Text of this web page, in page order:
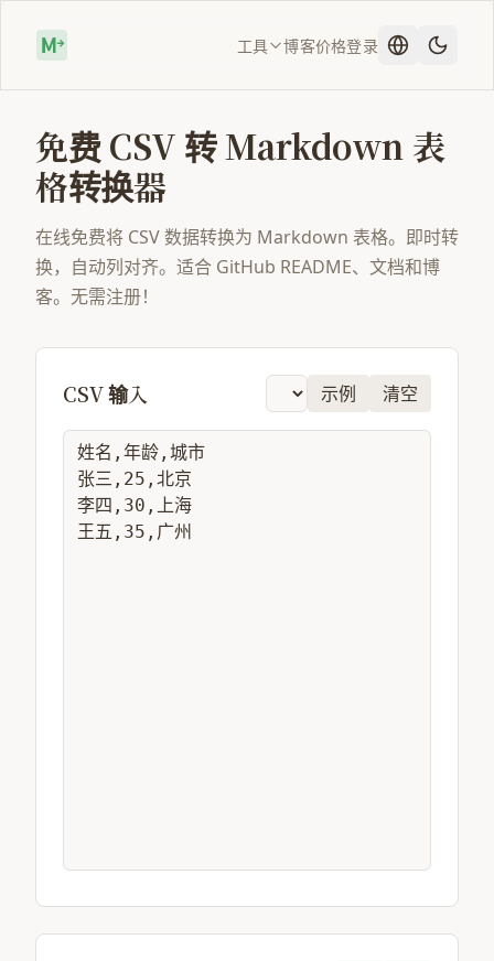
工具 博客价格登录
免费 CSV 转 Markdown 表
格转换器
在线免费将 CSV 数据转换为 Markdown 表格。即时转
换，自动列对齐。适合 GitHub README、文档和博
客。无需注册！
CSV 输入 示例 清空